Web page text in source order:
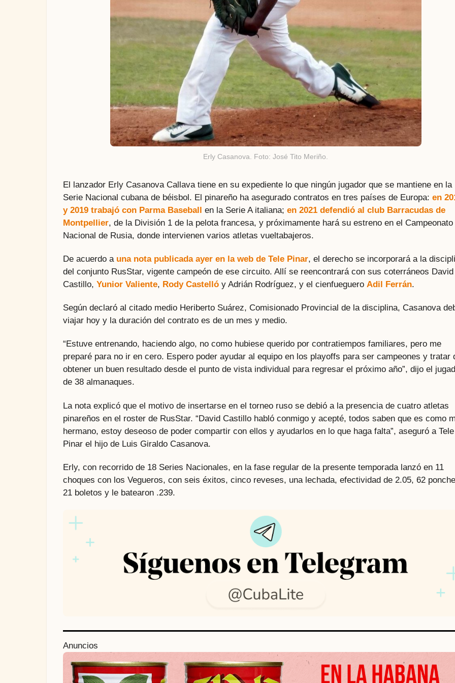
Erly Casanova. Foto: José Tito Meriño.
El lanzador Erly Casanova Callava tiene en su expediente lo que ningún jugador que se mantiene en la
Serie Nacional cubana de béisbol. El pinareño ha asegurado contratos en tres países de Europa: en
y 2019 trabajó con Parma Baseball en la Serie A italiana; en 2021 defendió al club Barracudas de
Montpellier, de la División 1 de la pelota francesa, y próximamente hará su estreno en el Campeonato
Nacional de Rusia, donde intervienen varios atletas vueltabajeros.
De acuerdo a una nota publicada ayer en la web de Tele Pinar, el derecho se incorporará a la
del conjunto RusStar, vigente campeón de ese circuito. Allí se reencontrará con sus coterráneos David
Castillo, Yunior Valiente, Rody Castelló y Adrián Rodríguez, y el cienfueguero Adil Ferrán.
Según declaró al citado medio Heriberto Suárez, Comisionado Provincial de la disciplina, Casanova
viajar hoy y la duración del contrato es de un mes y medio.
“Estuve entrenando, haciendo algo, no como hubiese querido por contratiempos familiares, pero me
preparé para no ir en cero. Espero poder ayudar al equipo en los playoffs para ser campeones y tratar
obtener un buen resultado desde el punto de vista individual para regresar el próximo año”, dijo el
de 38 almanaques.
La nota explicó que el motivo de insertarse en el torneo ruso se debió a la presencia de cuatro atletas
pinareños en el roster de RusStar. “David Castillo habló conmigo y acepté, todos saben que es como
hermano, estoy deseoso de poder compartir con ellos y ayudarlos en lo que haga falta”, aseguró a Tele
Pinar el hijo de Luis Giraldo Casanova.
Erly, con recorrido de 18 Series Nacionales, en la fase regular de la presente temporada lanzó en 11
choques con los Vegueros, con seis éxitos, cinco reveses, una lechada, efectividad de 2.05, 62
21 boletos y le batearon .239.
Anuncios
P
o